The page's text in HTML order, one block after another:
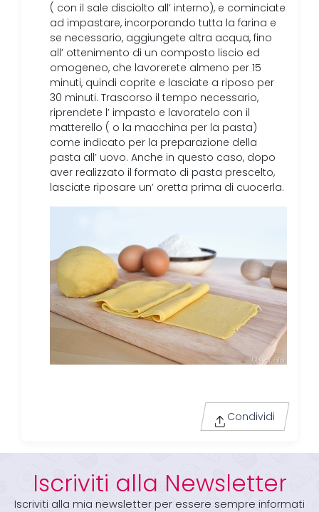
( con il sale disciolto all’ interno), e cominciate
ad impastare, incorporando tutta la farina e
se necessario, aggiungete altra acqua, fino
all’ ottenimento di un composto liscio ed
omogeneo, che lavorerete almeno per 15
minuti, quindi coprite e lasciate a riposo per
30 minuti. Trascorso il tempo necessario,
riprendete l’ impasto e lavoratelo con il
matterello ( o la macchina per la pasta)
come indicato per la preparazione della
pasta all’ uovo. Anche in questo caso, dopo
aver realizzato il formato di pasta prescelto,
lasciate riposare un’ oretta prima di cuocerla.
Condividi
Iscriviti alla Newsletter
Iscriviti alla mia newsletter per essere sempre informati